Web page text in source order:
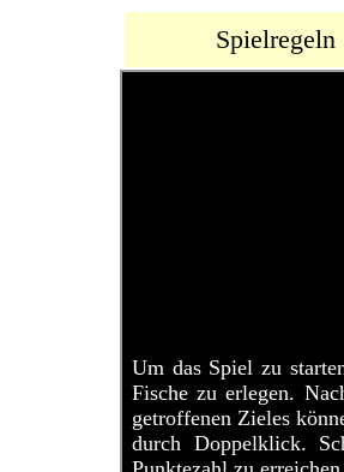
Spielregeln